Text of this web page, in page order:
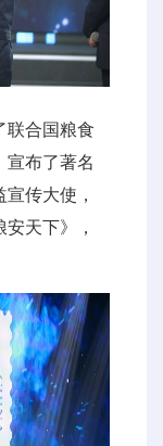
联合国粮食
宣布了著名
传大使，
天下》，